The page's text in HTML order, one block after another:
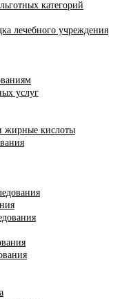
категорий
лечебного учреждения
услуг
жирные кислоты